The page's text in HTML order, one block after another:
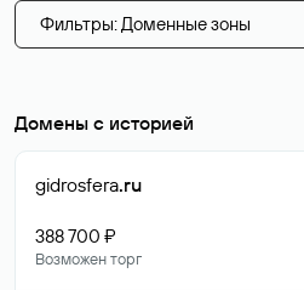
Фильтры: Доменные зоны
Домены с историей
gidrosfera.ru
388 700 ₽
Возможен торг